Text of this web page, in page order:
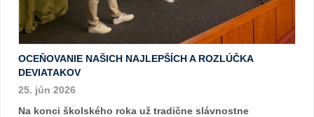
OCEŇOVANIE NAŠICH NAJLEPŠÍCH A ROZLÚČKA
DEVIATAKOV
25. jún 2026
Na konci školského roka už tradične slávnostne